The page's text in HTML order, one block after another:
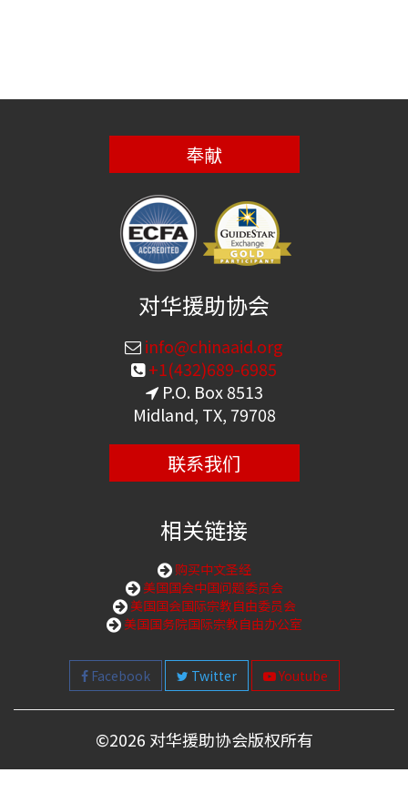
奉献
对华援助协会
info@chinaaid.org
+1(432)689-6985
P.O. Box 8513
Midland, TX, 79708
联系我们
相关链接
购买中文圣经
美国国会中国问题委员会
美国国会国际宗教自由委员会
美国国务院国际宗教自由办公室
Facebook Twitter Youtube
©2026 对华援助协会版权所有